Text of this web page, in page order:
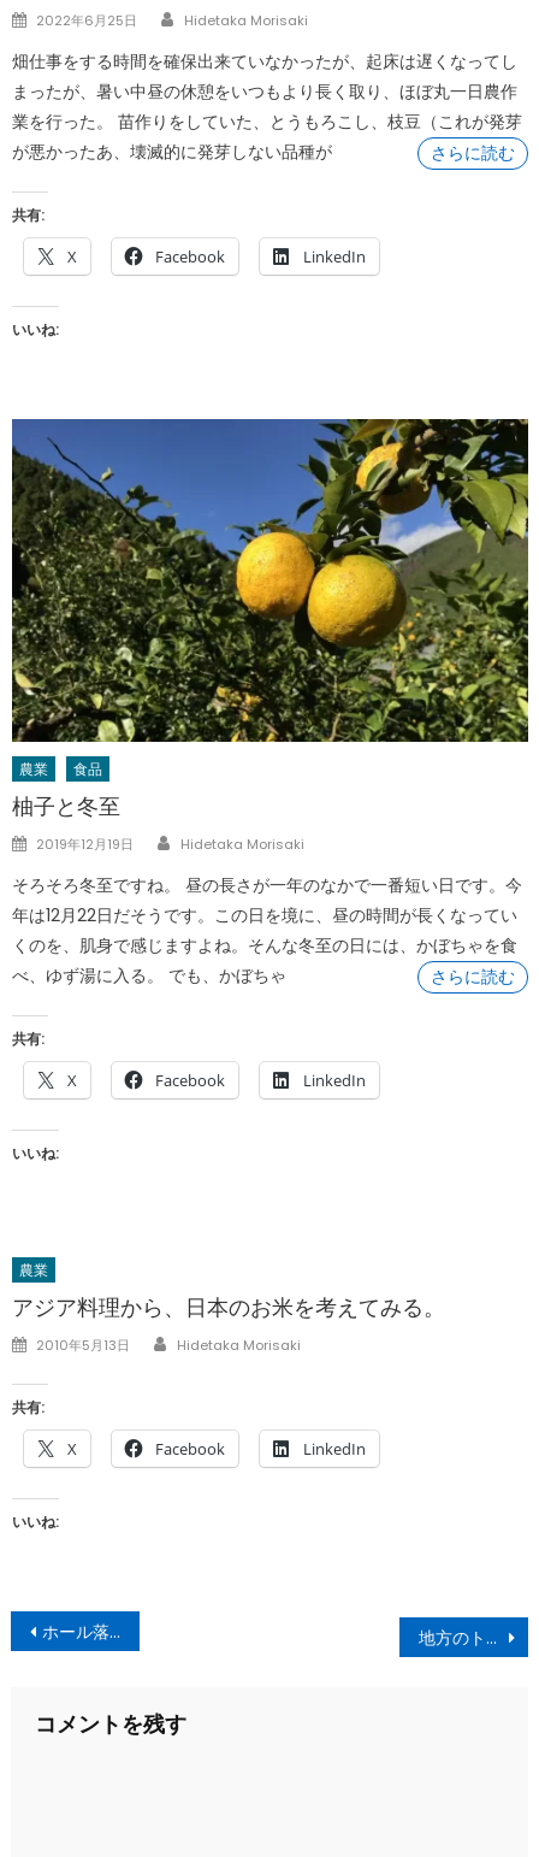
Posted
2022年6月25日 Author
Hidetaka Morisaki
畑仕事をする時間を確保出来ていなかったが、起床は遅くなってし
まったが、暑い中昼の休憩をいつもより長く取り、ほぼ丸一日農作
業を行った。 苗作りをしていた、とうもろこし、枝豆（これが発芽
が悪かったあ、壊滅的に発芽しない品種が
さらに読む
共有:
X Facebook LinkedIn
いいね:
農業 食品
柚子と冬至
Posted
2019年12月19日 Author
Hidetaka Morisaki
そろそろ冬至ですね。 昼の長さが一年のなかで一番短い日です。今
年は12月22日だそうです。この日を境に、昼の時間が長くなってい
くのを、肌身で感じますよね。そんな冬至の日には、かぼちゃを食
べ、ゆず湯に入る。 でも、かぼちゃ
さらに読む
共有:
X Facebook LinkedIn
いいね:
農業
アジア料理から、日本のお米を考えてみる。
Posted
2010年5月13日 Author
Hidetaka Morisaki
共有:
X Facebook LinkedIn
いいね:
投
稿
ビ
ホール落語、あさか寄席 地方のトマトジュース「あかずきんちゃん」
コメントを残す